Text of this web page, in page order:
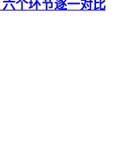
个环节逐一对比